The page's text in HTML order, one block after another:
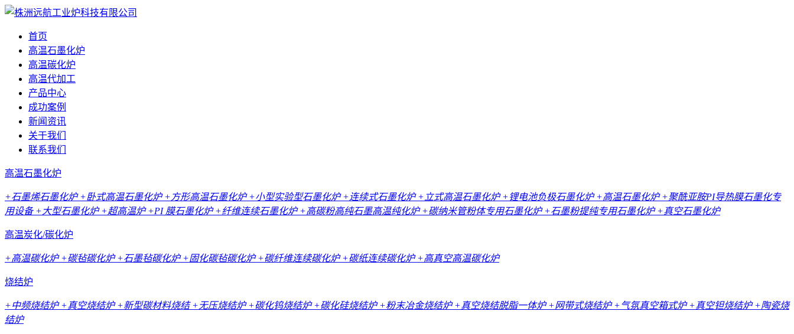
首页
高温石墨化炉
高温碳化炉
高温代加工
产品中心
成功案例
新闻资讯
关于我们
联系我们
高温石墨化炉
+石墨烯石墨化炉+卧式高温石墨化炉+方形高温石墨化炉+小型实验型石墨化炉+连续式石墨化炉+立式高温石墨化炉+锂电池负极石墨化炉+高温石墨化炉+聚酰亚胺PI导热膜石墨化专
用设备 +大型石墨化炉+超高温炉+PI 膜石墨化炉+纤维连续石墨化炉+高碳粉高纯石墨高温纯化炉+碳纳米管粉体专用石墨化炉+石墨粉提纯专用石墨化炉+真空石墨化炉
高温炭化/碳化炉
+高温碳化炉+碳毡碳化炉+石墨毡碳化炉+固化碳毡碳化炉+碳纤维连续碳化炉+碳纸连续碳化炉+高真空高温碳化炉
烧结炉
+中频烧结炉+真空烧结炉+新型碳材料烧结+无压烧结炉+碳化钨烧结炉+碳化硅烧结炉+粉末冶金烧结炉+真空烧结脱脂一体炉+网带式烧结炉+气氛真空箱式炉+真空钽烧结炉+陶瓷烧
结炉